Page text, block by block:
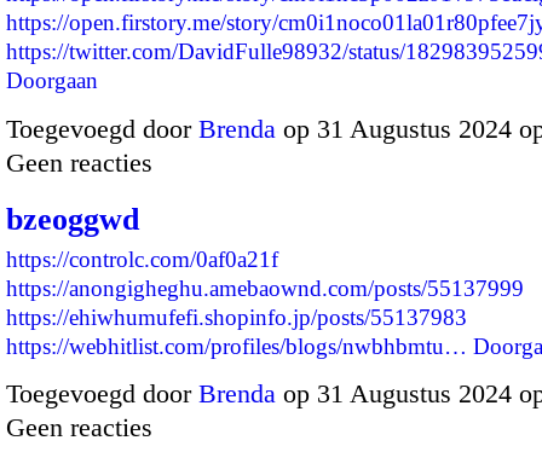
https://open.firstory.me/story/
https://twitter.com/DavidFulle98932/status/
Doorgaan
Toegevoegd door Brenda op 31 Augustus 2024
Geen reacties
bzeoggwd
https://controlc.com/0af0a21f
https://anongigheghu.amebaownd.com/posts/55137999
https://ehiwhumufefi.shopinfo.jp/posts/55137983
https://webhitlist.com/profiles/blogs/nwbhbmtu…
Toegevoegd door Brenda op 31 Augustus 2024
Geen reacties